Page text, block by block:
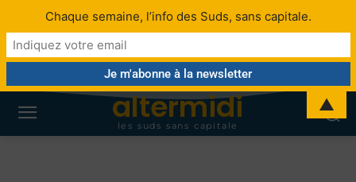
altermidi
les suds sans capitale
Chaque semaine, l’info des Suds, sans capitale.
▲